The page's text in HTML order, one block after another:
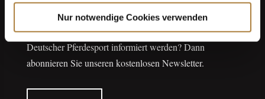
Nur notwendige Cookies verwenden
Newsletter
Möchten Sie regelmäßig über die Arbeit der Stiftung
Deutscher Pferdesport informiert werden? Dann
abonnieren Sie unseren kostenlosen Newsletter.